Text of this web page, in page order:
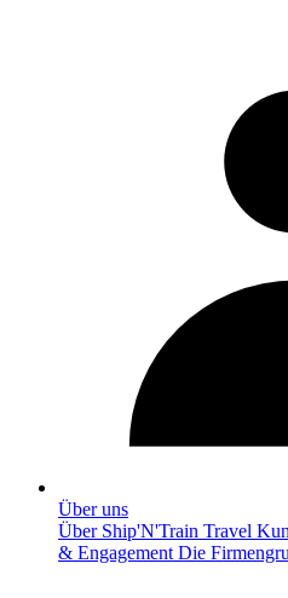
Über uns
Über Ship'N'Train Travel
& Engagement Die